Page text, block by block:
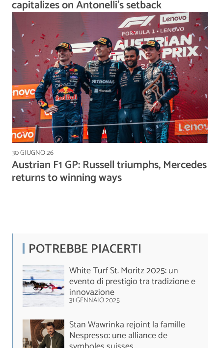
capitalizes on Antonelli's setback
30 GIUGNO 26
Austrian F1 GP: Russell triumphs, Mercedes
returns to winning ways
POTREBBE PIACERTI
White Turf St. Moritz 2025: un
evento di prestigio tra tradizione e
innovazione
31 GENNAIO 2025
Stan Wawrinka rejoint la famille
Nespresso: une alliance de